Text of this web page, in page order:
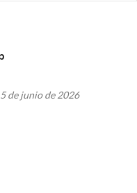
de junio de 2026